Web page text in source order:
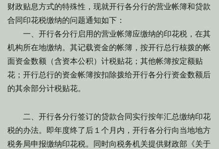
财政贴息方式的特殊性，现就开行各分行的营业帐簿和贷款
合同印花税缴纳的问题通知如下：
一、开行各分行启用的营业帐簿应缴纳的印花税，在其
机构所在地缴纳。其记载资金的帐簿，按开行总行核拨的帐
面资金数额（含资本公积）计税贴花；其他帐簿按定额贴
花；开行总行的资金帐簿按扣除拨给开行各分行资金数额后
的其余部分计税贴花。
二、开行各分行签订的贷款合同实行按年汇总缴纳印花
税的办法。即年度终了后１个月内，开行各分行向当地地方
税务局申报缴纳印花税。同时向税务机关提供财政部《关于